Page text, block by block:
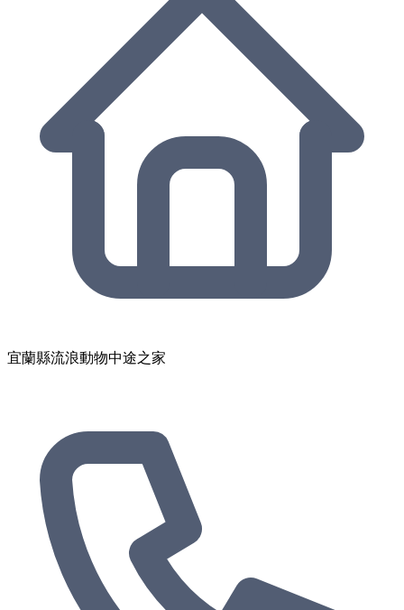
宜蘭縣流浪動物中途之家